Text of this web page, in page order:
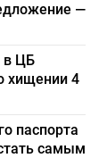
—
в ЦБ
хищении 4
паспорта
самым